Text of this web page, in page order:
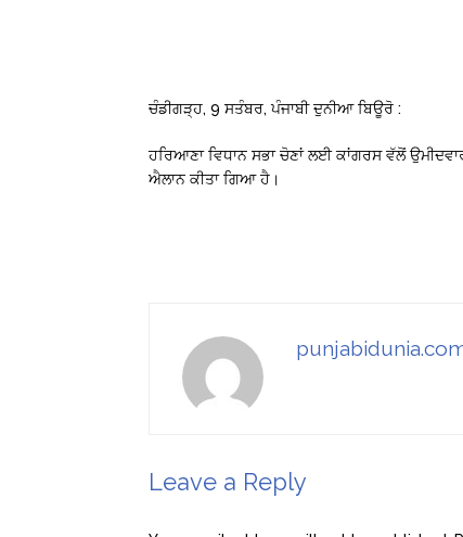
ਚੰਡੀਗੜ੍ਹ, 9 ਸਤੰਬਰ, ਪੰਜਾਬੀ ਦੁਨੀਆ ਬਿਊਰੋ :
ਹਰਿਆਣਾ ਵਿਧਾਨ ਸਭਾ ਚੋਣਾਂ ਲਈ ਕਾਂਗਰਸ ਵੱਲੋਂ
ਐਲਾਨ ਕੀਤਾ ਗਿਆ ਹੈ।
Leave a Reply